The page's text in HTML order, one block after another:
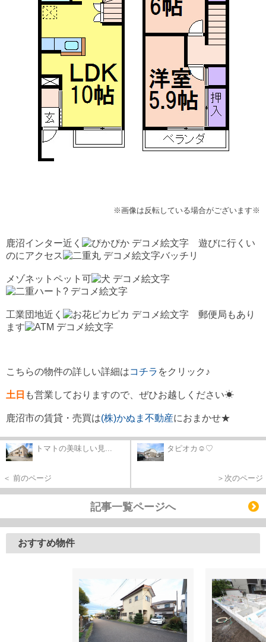
※画像は反転している場合がございます※
鹿沼インター近く
遊びに行くい
のにアクセス
バッチリ
メゾネットペット可
工業団地近く
郵便局もあり
ます
こちらの物件の詳しい詳細はコチラ をクリック♪
土日 も営業 しておりますので、ぜひお越しください☀
鹿沼市の賃貸・売買は(株)かぬま不動産におまかせ★
トマトの美味しい見...
＜ 前のページ
タピオカ☺♡
＞次のページ
記事一覧ページへ
おすすめ物件